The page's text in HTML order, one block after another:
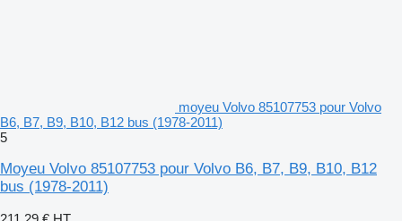
moyeu Volvo 85107753 pour Volvo
B6, B7, B9, B10, B12 bus (1978-2011)
5
Moyeu Volvo 85107753 pour Volvo B6, B7, B9, B10, B12
bus (1978-2011)